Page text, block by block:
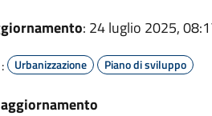
: 24 luglio 2025,
: Urbanizzazione Piano di sviluppo